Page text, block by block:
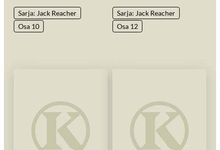
Sarja: Jack Reacher
Osa 10
Sarja: Jack Reacher
Osa 12